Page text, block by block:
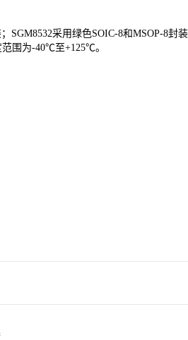
SGM8532采用绿色SOIC-8和MSOP-8封
范围为-40℃至+125℃。